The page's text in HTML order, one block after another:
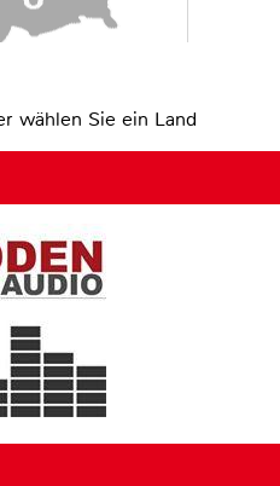
wählen Sie ein Land